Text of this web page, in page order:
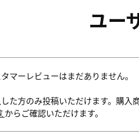
ユー
マーレビューはまだありません。
た方のみ投稿いただけます。購入
からご確認いただけます。